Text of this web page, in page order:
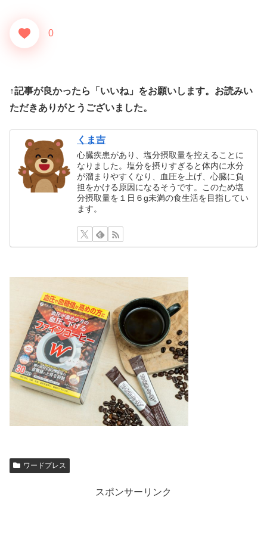
0
↑記事が良かったら「いいね」をお願いします。お読みい
ただきありがとうございました。
くま吉
心臓疾患があり、塩分摂取量を控えることに
なりました。塩分を摂りすぎると体内に水分
が溜まりやすくなり、血圧を上げ、心臓に負
担をかける原因になるそうです。このため塩
分摂取量を１日６g未満の食生活を目指してい
ます。
ワードプレス
スポンサーリンク